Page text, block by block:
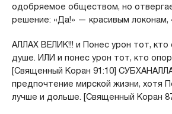
одобряемое обществом, но
решение: «Да!» — красивым локонам,
АЛЛАХ ВЕЛИК!!! и Понес урон тот, кто
душе. ИЛИ и понес урон тот, кто
[Священный Коран 91:10]
предпочтение мирской жизни, хотя
лучше и дольше. [Священный Коран